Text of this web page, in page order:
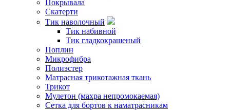
Покрывала
Скатерти
Тик наволочный
Тик набивной
Тик гладкокрашеный
Поплин
Микрофибра
Полиэстер
Матрасная трикотажная ткань
Трикот
Мулетон (махра непромокаемая)
Сетка для бортов к наматрасникам